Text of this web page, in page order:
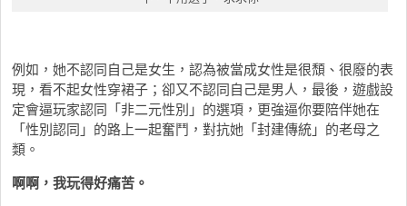
例如，她不認同自己是女生，認為被當成女性是很頹、很廢的表
現，看不起女性穿裙子；卻又不認同自己是男人，最後，遊戲設
定會逼玩家認同「非二元性別」的選項，更強逼你要陪伴她在
「性別認同」的路上一起奮鬥，對抗她「封建傳統」的老母之
類。
啊啊，我玩得好痛苦。